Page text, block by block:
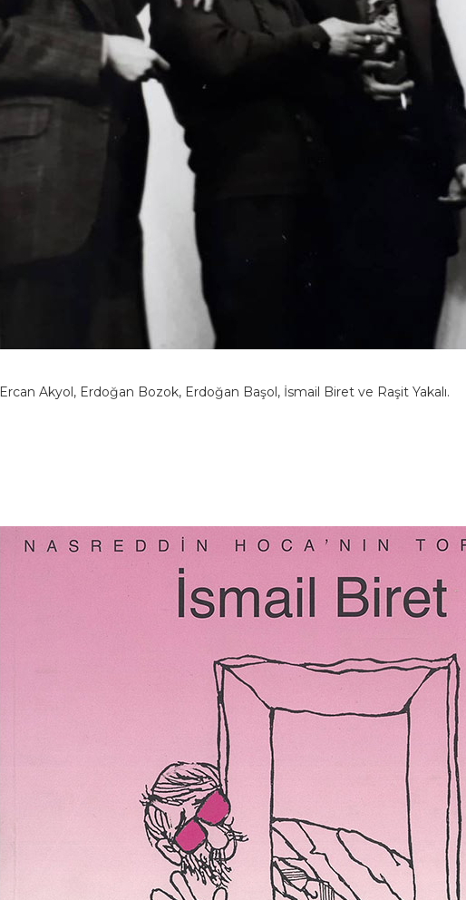
Ercan Akyol, Erdoğan Bozok, Erdoğan Başol, İsmail Biret ve Raşit Yakalı.